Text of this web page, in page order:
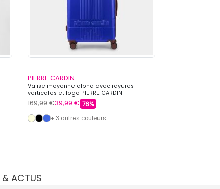
PIERRE CARDIN
Valise moyenne alpha avec rayures
verticales et logo PIERRE CARDIN
169,99 €39,99 € 76%
+ 3 autres couleurs
& ACTUS